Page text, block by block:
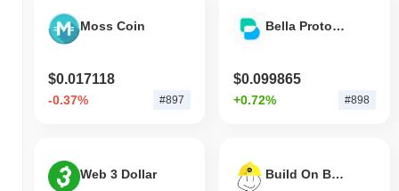
Moss Coin
$0.017118
-0.37% #897
Bella Protocol
$0.099865
+0.72% #898
Web 3 Dollar Build On BNB